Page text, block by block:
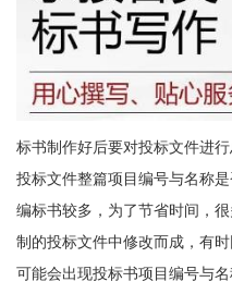
标书制作好后要对投标文件进
投标文件整篇项目编号与名称
编标书较多，为了节省时间，
制的投标文件中修改而成，有
可能会出现投标书项目编号与